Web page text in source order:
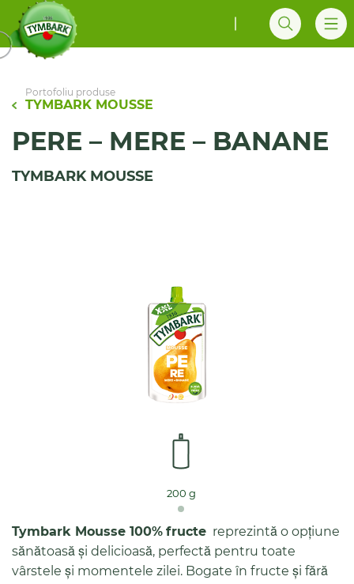
Portofoliu produse
TYMBARK MOUSSE
PERE – MERE – BANANE
TYMBARK MOUSSE
200 g
Tymbark Mousse 100% fructe reprezintă o opțiune
sănătoasă și delicioasă, perfectă pentru toate
vârstele și momentele zilei. Bogate în fructe și fără